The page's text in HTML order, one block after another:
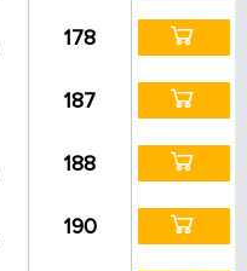
178
187
188
190